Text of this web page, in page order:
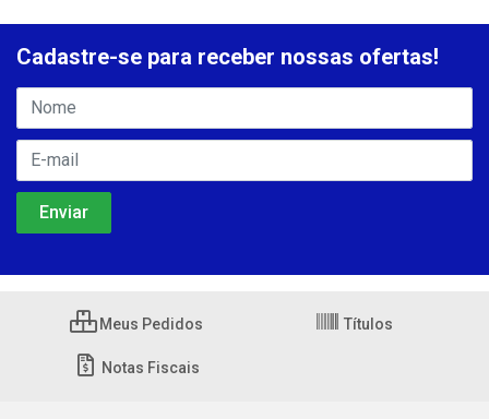
Cadastre-se para receber nossas ofertas!
Meus Pedidos Títulos
Notas Fiscais